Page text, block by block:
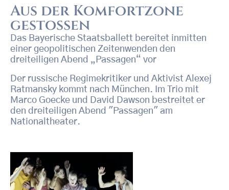
Aus der Komfortzone
gestoßen
Das Bayerische Staatsballett bereitet inmitten
einer geopolitischen Zeitenwenden den
dreiteiligen Abend „Passagen“ vor
Der russische Regimekritiker und Aktivist Alexej
Ratmansky kommt nach München. Im Trio mit
Marco Goecke und David Dawson bestreitet er
den dreiteiligen Abend "Passagen" am
Nationaltheater.